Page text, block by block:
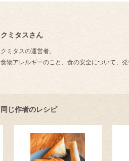
クミタスさん
クミタスの運営者。
食物アレルギーのこと、食の安全について、発
同じ作者のレシピ